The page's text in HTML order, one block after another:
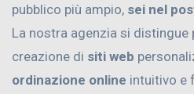
pubblico più ampio, sei nel
La nostra agenzia si distingue
creazione di siti web
ordinazione online intuitivo e